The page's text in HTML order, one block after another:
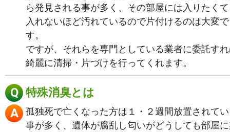
ら発見される事が多く、その部屋には入りたく
入れないほど汚れているので片付けるのは大変で
す。
ですが、それらを専門としている業者に委託す
綺麗に清掃・片づけを行ってくれます。
特殊消臭とは
孤独死で亡くなった方は１・２週間放置されて
事が多く、遺体が腐乱し匂いがどうしても部屋